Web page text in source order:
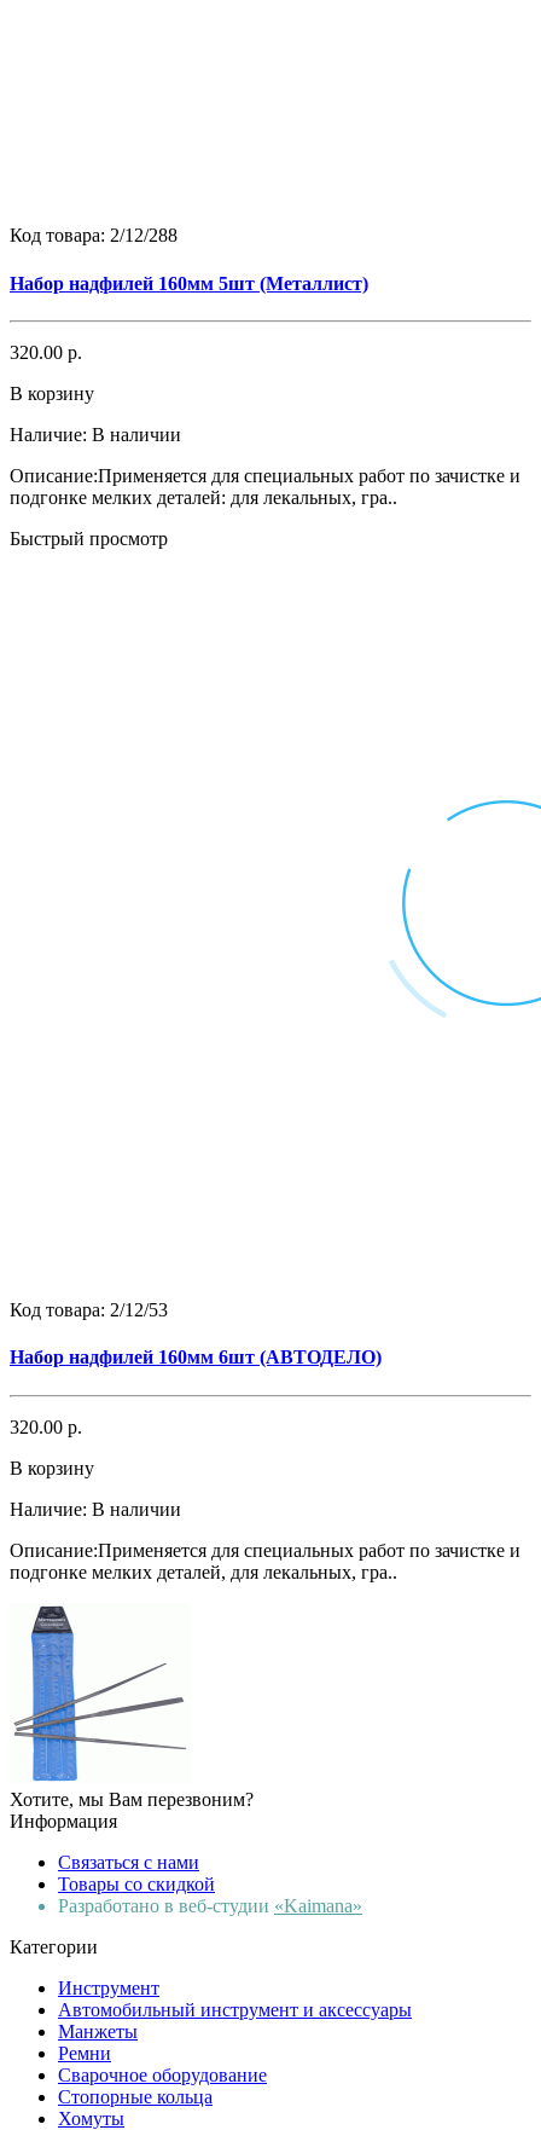
Код товара: 2/12/288
Набор надфилей 160мм 5шт (Металлист)
320.00 р.
В корзину
Наличие: В наличии
Описание:Применяется для специальных работ по зачистке и
подгонке мелких деталей: для лекальных, гра..
Быстрый просмотр
Код товара: 2/12/53
Набор надфилей 160мм 6шт (АВТОДЕЛО)
320.00 р.
В корзину
Наличие: В наличии
Описание:Применяется для специальных работ по зачистке и
подгонке мелких деталей, для лекальных, гра..
Хотите, мы Вам перезвоним?
Информация
Связаться с нами
Товары со скидкой
Разработано в веб-студии «Kaimana»
Категории
Инструмент
Автомобильный инструмент и аксессуары
Манжеты
Ремни
Сварочное оборудование
Стопорные кольца
Хомуты